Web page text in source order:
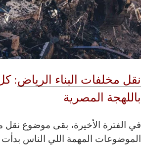
نقل مخلفات البناء الرياض:
باللهجة المصرية
في الفترة الأخيرة، بقى موضوع نقل
الموضوعات المهمة اللي الناس بدأت